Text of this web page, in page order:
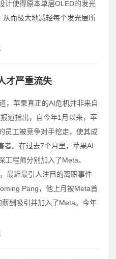
计使得原本单层OLED的发光
而极大地减轻每个发光层所
才严重流失
，苹果真正的AI危机并非来自
道指出，自今年1月以来，苹
员工被竞争对手挖走，使其成
者。在过去7个月里，苹果AI
工程师分别加入了Meta、
最近最引人注目的离职事件
Pang，他上月被Meta首
酬吸引并加入了Meta。今年